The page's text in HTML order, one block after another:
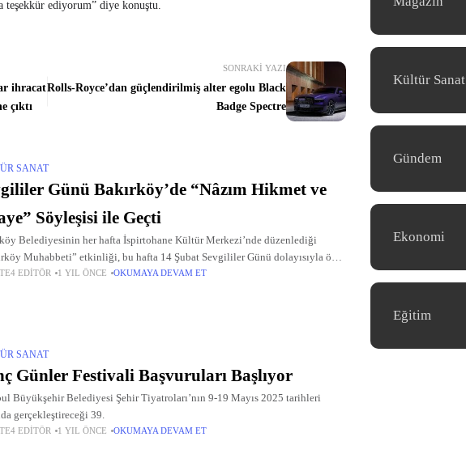
teşekkür ediyorum” diye konuştu.
ihracat
çıktı
SONRAKI YAZI
Rolls-Royce’dan güçlendirilmiş alter egolu Black
Badge Spectre
SANAT
Günü Bakırköy’de “Nâzım Hikmet ve
Söyleşisi ile Geçti
Belediyesinin her hafta İspirtohane Kültür Merkezi’nde düzenlediği
Muhabbeti” etkinliği, bu hafta 14 Şubat Sevgililer Günü dolayısıyla özel
ile taçlandı.
EDITÖR 1 YIL ÖNCE OKUMAYA DEVAM ET
SANAT
Günler Festivali Başvuruları Başlıyor
Büyükşehir Belediyesi Şehir Tiyatroları’nın 9-19 Mayıs 2025 tarihleri
gerçekleştireceği 39.
EDITÖR 1 YIL ÖNCE OKUMAYA DEVAM ET
Kültür Sanat
Gündem
Ekonomi
Eğitim